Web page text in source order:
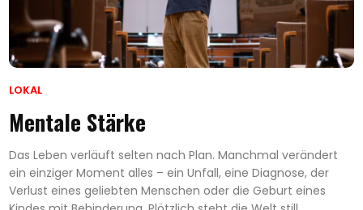
LOKAL
Mentale Stärke
Das Leben verläuft selten nach Plan. Manchmal verändert
ein einziger Moment alles – ein Unfall, eine Diagnose, der
Verlust eines geliebten Menschen oder die Geburt eines